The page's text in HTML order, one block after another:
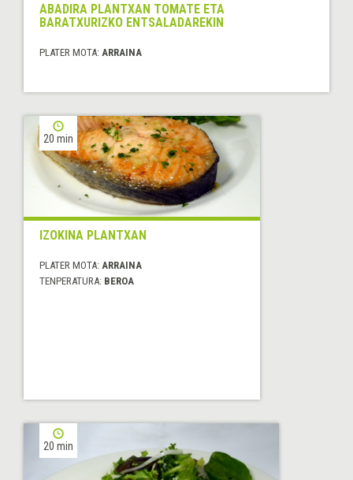
ABADIRA PLANTXAN TOMATE ETA
BARATXURIZKO ENTSALADAREKIN
PLATER MOTA: ARRAINA
20 min
IZOKINA PLANTXAN
PLATER MOTA: ARRAINA
TENPERATURA: BEROA
20 min